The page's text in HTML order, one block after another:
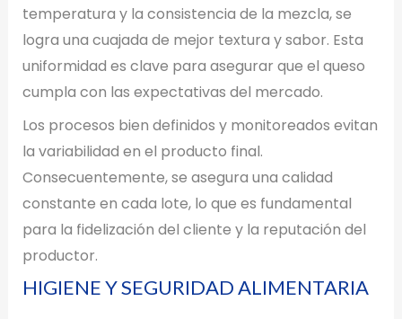
temperatura y la consistencia de la mezcla, se
logra una cuajada de mejor textura y sabor. Esta
uniformidad es clave para asegurar que el queso
cumpla con las expectativas del mercado.
Los procesos bien definidos y monitoreados evitan
la variabilidad en el producto final.
Consecuentemente, se asegura una calidad
constante en cada lote, lo que es fundamental
para la fidelización del cliente y la reputación del
productor.
HIGIENE Y SEGURIDAD ALIMENTARIA